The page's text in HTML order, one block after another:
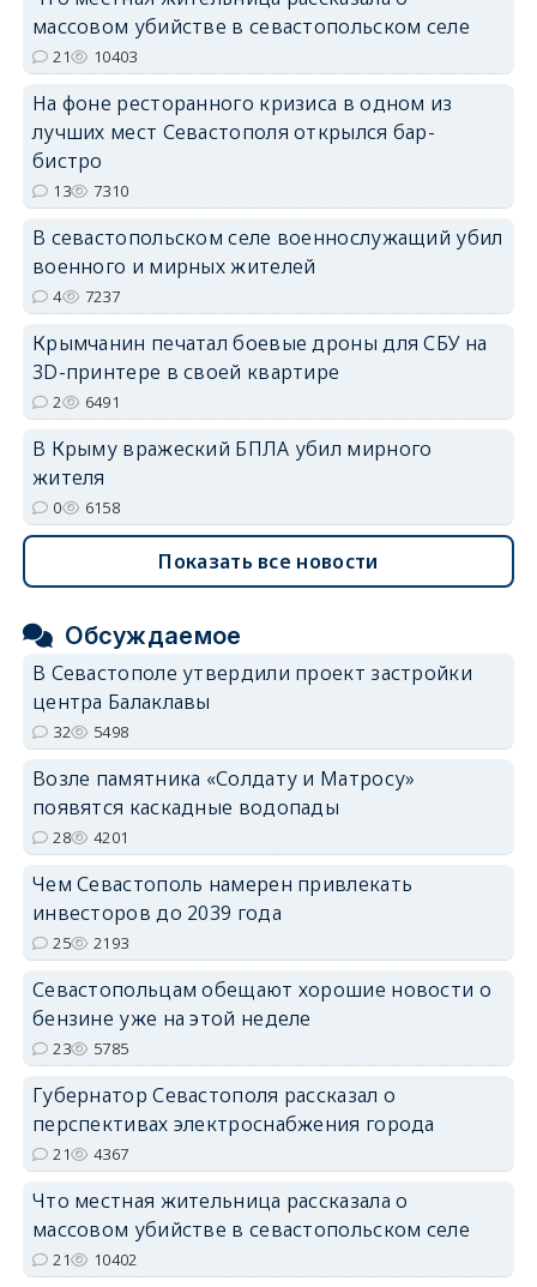
erid: 2SDnjdvhGXG
массовом убийстве в севастопольском селе
21 10403
На фоне ресторанного кризиса в одном из
лучших мест Севастополя открылся бар-
бистро
13 7310
В севастопольском селе военнослужащий убил
военного и мирных жителей
4 7237
Крымчанин печатал боевые дроны для СБУ на
3D-принтере в своей квартире
2 6491
В Крыму вражеский БПЛА убил мирного
жителя
0 6158
Показать все новости
Обсуждаемое
В Севастополе утвердили проект застройки
центра Балаклавы
32 5498
Возле памятника «Солдату и Матросу»
появятся каскадные водопады
28 4201
Чем Севастополь намерен привлекать
инвесторов до 2039 года
25 2193
Севастопольцам обещают хорошие новости о
бензине уже на этой неделе
23 5785
Губернатор Севастополя рассказал о
перспективах электроснабжения города
21 4367
Что местная жительница рассказала о
массовом убийстве в севастопольском селе
21 10402